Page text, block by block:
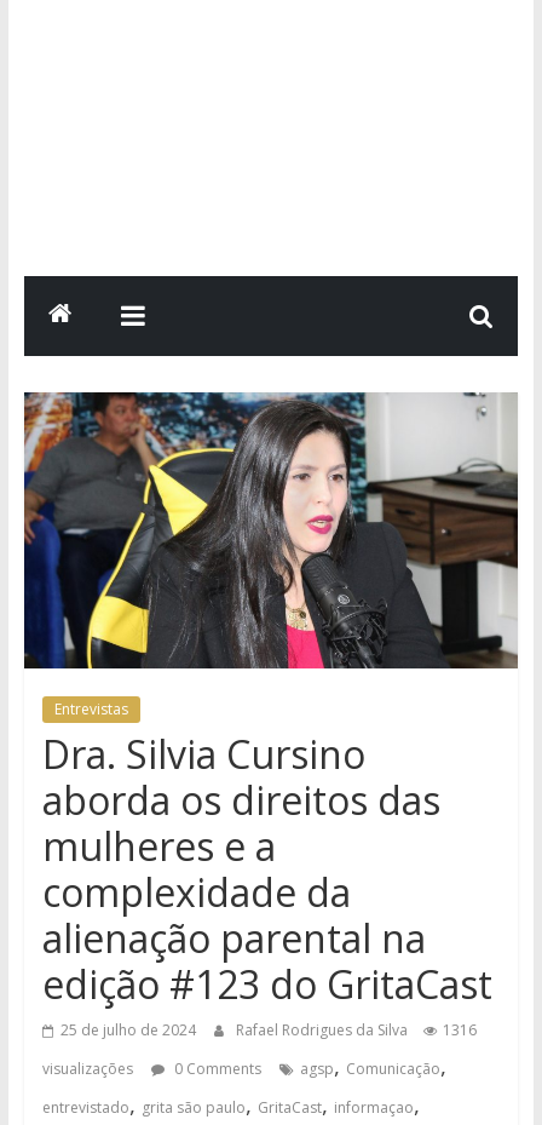
Entrevistas
Dra. Silvia Cursino
aborda os direitos das
mulheres e a
complexidade da
alienação parental na
edição #123 do GritaCast
25 de julho de 2024 Rafael Rodrigues da Silva
1316
visualizações
0 Comments agsp, Comunicação,
entrevistado, grita são paulo, GritaCast, informaçao,